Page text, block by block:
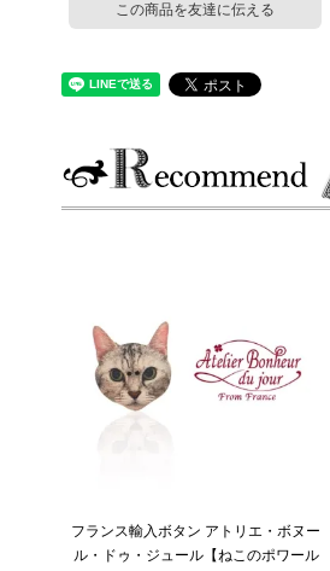
この商品を友達に伝える
フランス輸入ボタン アトリエ・ボヌー
ル・ドゥ・ジュール【ねこのポワール